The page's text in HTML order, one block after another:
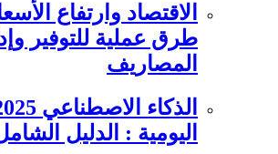
طرق عملية للتوفير
المصاريف
اليومية : الدليل